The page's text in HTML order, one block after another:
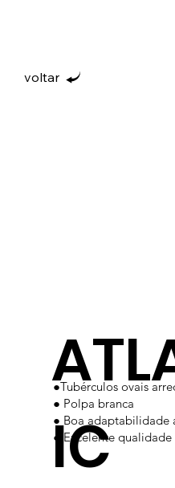
IC
●Tubérculos ovais
● Polpa branca
● Boa adaptabilidade
● Excelente
voltar